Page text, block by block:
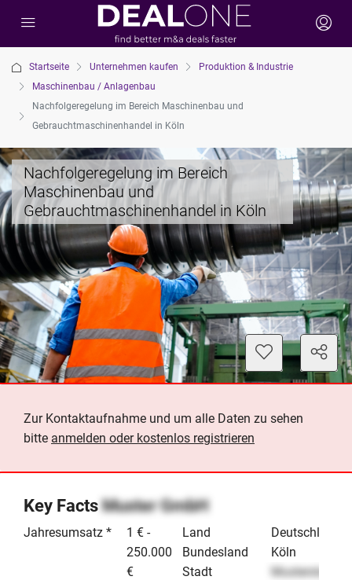
Startseite Unternehmen kaufen
Produktion & Industrie
Maschinenbau / Anlagenbau
Nachfolgeregelung im Bereich Maschinenbau und
Gebrauchtmaschinenhandel in Köln
Nachfolgeregelung im Bereich
Maschinenbau und
Gebrauchtmaschinenhandel in Köln
Zur Kontaktaufnahme und um alle Daten zu sehen
bitte anmelden oder kostenlos registrieren
Key FactsMuster GmbH
Jahresumsatz *
1 € -
250.000
€
Land
Deutschland
Bundesland
Köln
Stadt
Musterstadt